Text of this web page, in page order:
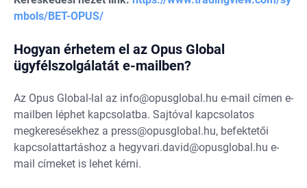
mbols/BET-OPUS/
Hogyan érhetem el az Opus Global
ügyfélszolgálatát e-mailben?
Az Opus Global-lal az info@opusglobal.hu e-mail címen e-
mailben léphet kapcsolatba. Sajtóval kapcsolatos
megkeresésekhez a press@opusglobal.hu, befektetői
kapcsolattartáshoz a hegyvari.david@opusglobal.hu e-
mail címeket is lehet kérni.